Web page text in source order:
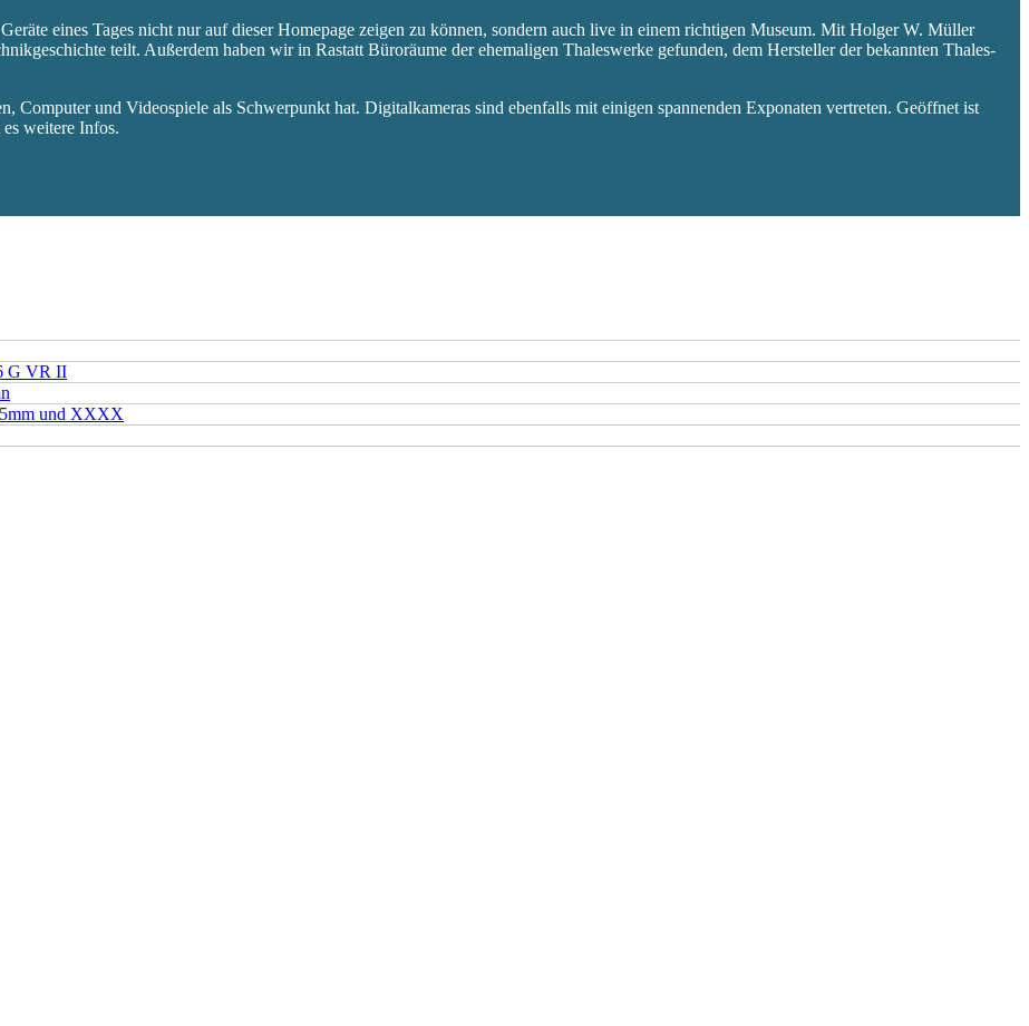
eines Tages nicht nur auf dieser Homepage zeigen zu können, sondern auch live in einem richtigen Museum. Mit Holger W. Müller
teilt. Außerdem haben wir in Rastatt Büroräume der ehemaligen Thaleswerke gefunden, dem Hersteller der bekannten Thales-
Computer und Videospiele als Schwerpunkt hat. Digitalkameras sind ebenfalls mit einigen spannenden Exponaten vertreten. Geöffnet ist
weitere Infos.
G VR II
und XXXX